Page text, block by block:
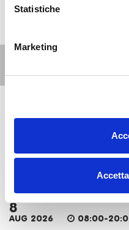
Statistiche
Marketing
6
Cinema all'aperto con
8
AUG 2026 08:00-